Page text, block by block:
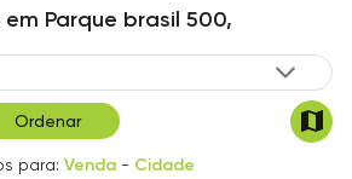
em Parque brasil 500,
Ordenar
para: Venda - Cidade